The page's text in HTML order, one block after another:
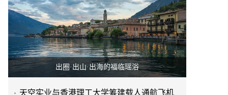
出圈·出山·出海的福临瑶浴
天空实业与香港理工大学筹建载人通航飞机